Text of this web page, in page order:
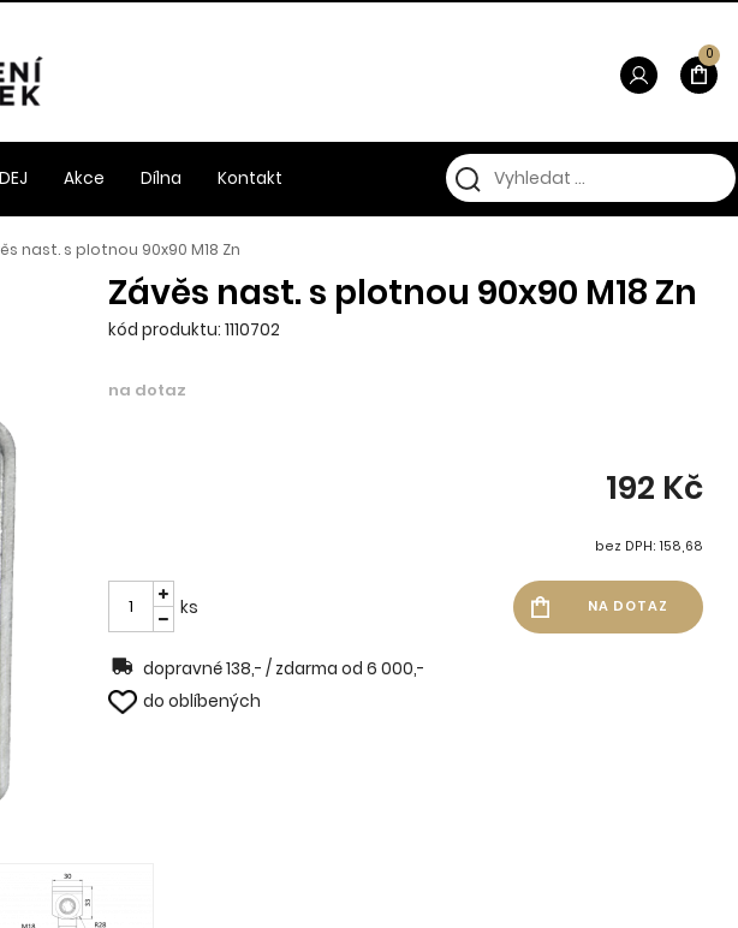
nast. s plotnou 90x90 M18 Zn
Závěs nast. s plotnou 90x90 M18 Zn
kód produktu: 1110702
na dotaz
192 Kč
bez DPH: 158,68
ks
dopravné 138,- / zdarma od 6 000,-
do oblíbených
Akce Dílna Kontakt
0